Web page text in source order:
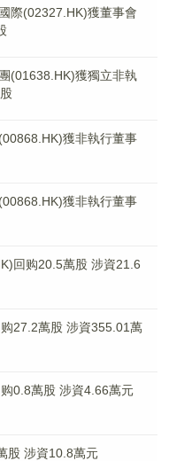
際(02327.HK)獲董事會
(01638.HK)獲獨立非執
獲非執行董事
獲非執行董事
回购20.5萬股 涉資21.6
27.2萬股 涉資355.01萬
0.8萬股 涉資4.66萬元
股 涉資10.8萬元